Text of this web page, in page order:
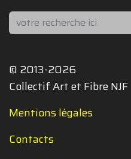
Rechercher
© 2013-2026
Collectif Art et Fibre NJF
Mentions légales
Contacts